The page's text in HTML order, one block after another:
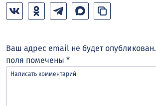
Ваш адрес email не будет опубликован.
поля помечены *